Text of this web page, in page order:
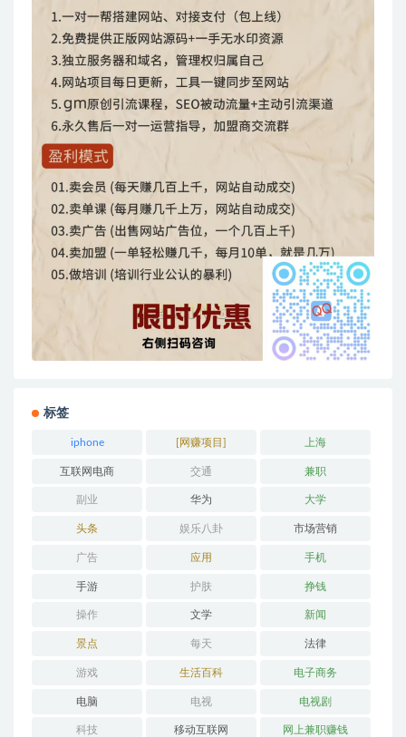
标签
iphone [网赚项目] 上海
互联网电商 交通 兼职
副业 华为 大学
头条 娱乐八卦 市场营销
广告 应用 手机
手游 护肤 挣钱
操作 文学 新闻
景点 每天 法律
游戏 生活百科 电子商务
电脑 电视 电视剧
科技 移动互联网 网上兼职赚钱